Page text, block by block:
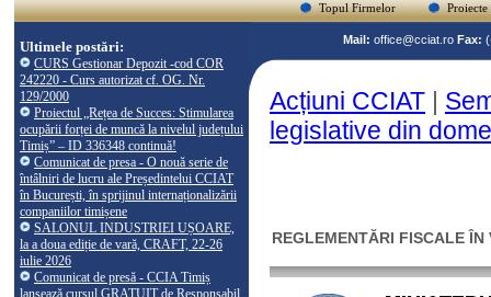
Topul Firmelor Proiecte
Ultimele postări:
CURS Gestionar Depozit -cod COR
242220 - Curs autorizat cf. OG. Nr.
129/2000
Proiectul „Rețea de Succes: Stimularea
ocupării forței de muncă la nivelul județului
Timiș” – ID 336348 continuă!
Comunicat de presa - O nouă serie de
întâlniri de lucru ale Președintelui CCIAT
în București, în sprijinul internaționalizării
companiilor timișene
SALONUL INDUSTRIEI UȘOARE,
la a doua ediție de vară, CRAFT, 22-26
iulie 2026
Comunicat de presă - CCIA Timiș
lansează cursul GRATUIT de Responsabil
Mail: office@cciat.ro Fax:
Acțiuni CCIAT |
legislative din
REGLEMENTĂRI FISCALE